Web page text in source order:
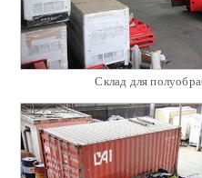
Склад для